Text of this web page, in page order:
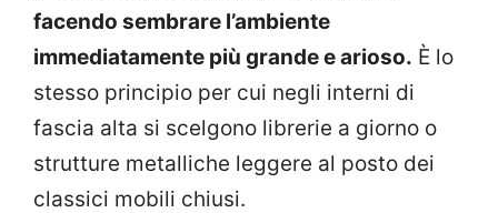
facendo sembrare l’ambiente
immediatamente più grande e arioso. È lo
stesso principio per cui negli interni di
fascia alta si scelgono librerie a giorno o
strutture metalliche leggere al posto dei
classici mobili chiusi.